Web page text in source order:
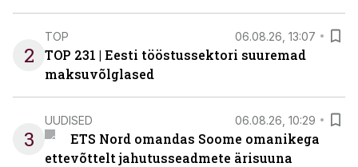
2
TOP 06.08.26, 13:07
TOP 231 | Eesti tööstussektori suuremad
maksuvõlglased
3
UUDISED 06.08.26, 10:29
ETS Nord omandas Soome omanikega
ettevõttelt jahutusseadmete ärisuuna